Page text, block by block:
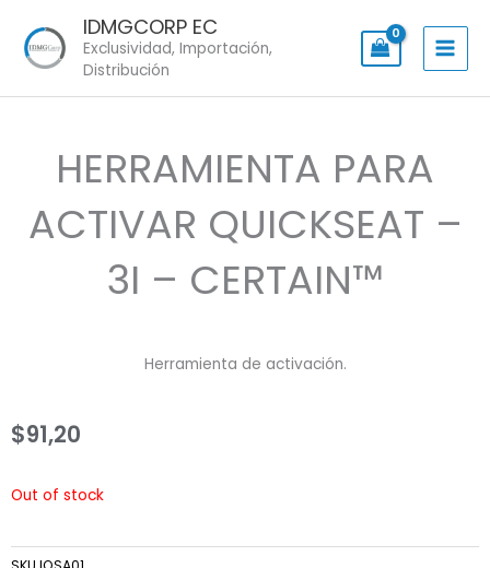
content
IDMGCORP EC
Exclusividad, Importación,
Distribución
HERRAMIENTA PARA
ACTIVAR QUICKSEAT –
3I – CERTAIN™
Herramienta de activación.
$91,20
Out of stock